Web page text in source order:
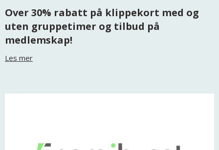
Over 30% rabatt på klippekort med og
uten gruppetimer og tilbud på
medlemskap!
Les mer